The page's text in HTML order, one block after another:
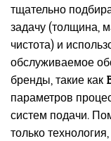
тщательно
задачу (толщина,
чистота) и
обслуживаемое
бренды, такие как
параметров
систем подачи.
только